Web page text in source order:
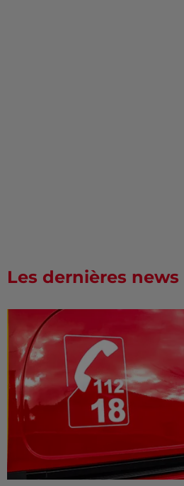
Les dernières news